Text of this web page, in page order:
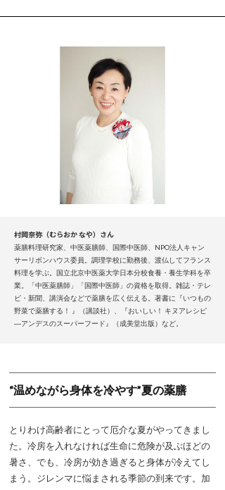
村岡奈弥（むらおか なや）さん
薬膳料理研究家、中医薬膳師、国際中医師、NPO法人キャン
サーリボンハウス委員。調理学校に勤務後、渡仏してフランス
料理を学ぶ。国立北京中医薬大学日本分校食養・養生学科を卒
業。「中医薬膳師」「国際中医師」の資格を取得。雑誌・テレ
ビ・新聞、講演会などで薬膳を広く伝える。著書に『いつもの
野菜で薬膳する！ 』（講談社）、『おいしい！ キヌアレシピ
―アンデスのスーパーフード』（成美堂出版）など。
“温めながら身体を冷やす”夏の薬膳
とりわけ高齢者にとって厄介な夏がやってきまし
た。冷房を入れなければ生命に危険が及ぶほどの
暑さ、でも、冷房が効き過ぎると身体が冷えてし
まう。ジレンマに悩まされる季節の到来です。加